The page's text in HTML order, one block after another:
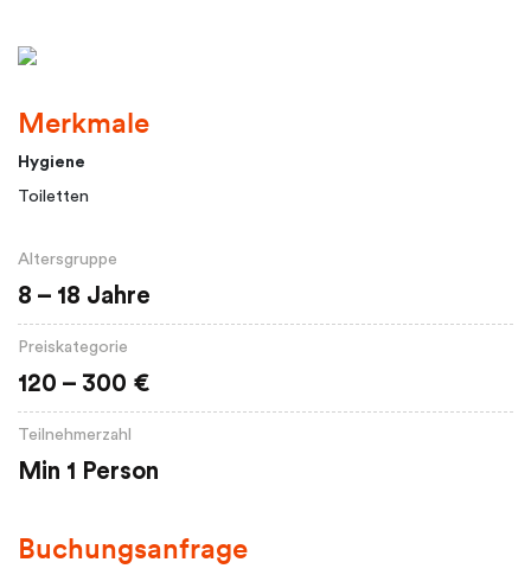
Merkmale
Hygiene
Toiletten
Altersgruppe
8 – 18 Jahre
Preiskategorie
120 – 300 €
Teilnehmerzahl
Min 1 Person
Buchungsanfrage